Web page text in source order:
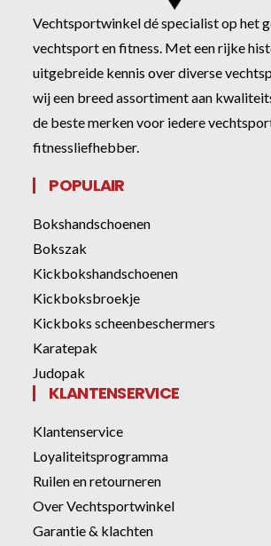
Vechtsportwinkel dé specialist op het
vechtsport en fitness. Met een rijke
uitgebreide kennis over diverse
wij een breed assortiment aan
de beste merken voor iedere
fitnessliefhebber.
POPULAIR
Bokshandschoenen
Bokszak
Kickbokshandschoenen
Kickboksbroekje
Kickboks scheenbeschermers
Karatepak
Judopak
KLANTENSERVICE
Klantenservice
Loyaliteitsprogramma
Ruilen en retourneren
Over Vechtsportwinkel
Garantie & klachten